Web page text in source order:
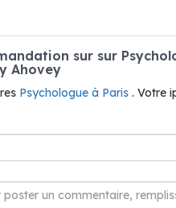
sur sur
Ahovey
Psychologue à Paris . Votre